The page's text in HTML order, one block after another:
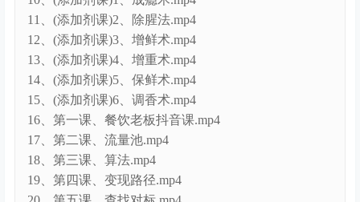
11、(添加剂课)2、除腥法.mp4
12、(添加剂课)3、增鲜术.mp4
13、(添加剂课)4、增重术.mp4
14、(添加剂课)5、保鲜术.mp4
15、(添加剂课)6、调香术.mp4
16、第一课、餐饮老板抖音课.mp4
17、第二课、流量池.mp4
18、第三课、算法.mp4
19、第四课、变现路径.mp4